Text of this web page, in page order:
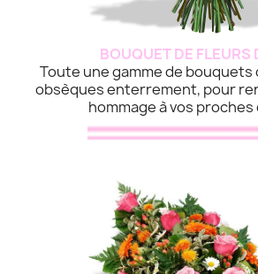
BOUQUET DE FLEURS
Toute une gamme de bouquets
obsèques enterrement, pour
hommage à vos proches